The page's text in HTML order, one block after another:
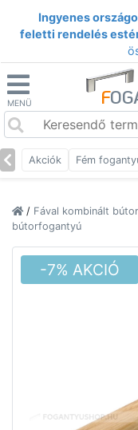
Ingyenes
feletti rendelés
MENÜ F
Akciók Fém
/ Fával kombinált
bútorfogantyú
-7% AKCIÓ